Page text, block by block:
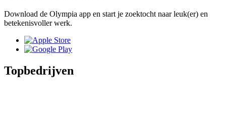
Download de Olympia app en start je zoektocht naar leuk(er) en
betekenisvoller werk.
Topbedrijven